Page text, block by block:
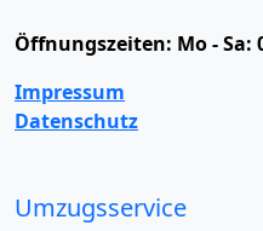
Öffnungszeiten: Mo - Sa:
Impressum
Datenschutz
Umzugsservice